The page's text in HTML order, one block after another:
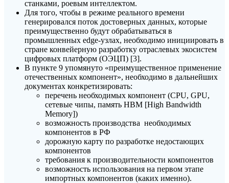
станками, роевым интеллектом.
Для того, чтобы в режиме реального времени
генерировался поток достоверных данных, которые
преимущественно будут обрабатываться в
промышленных edge-узлах, необходимо инициировать в
стране конвейерную разработку отраслевых экосистем
цифровых платформ (ОЭЦП) [3].
В пункте 9 упомянуто «преимущественное применение
отечественных компонент», необходимо в дальнейших
документах конкретизировать:
перечень необходимых компонент (CPU, GPU,
сетевые чипы, память HBM [High Bandwidth
Memory])
возможность производства необходимых
компонентов в РФ
дорожную карту по разработке недостающих
компонентов
требования к производительности компонентов
возможность использования на первом этапе
импортных компонентов (каких именно).